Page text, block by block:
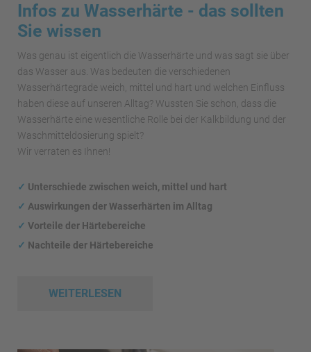
Infos zu Wasserhärte - das sollten
Sie wissen
Was genau ist eigentlich die Wasserhärte und was sagt sie über
das Wasser aus. Was bedeuten die verschiedenen
Wasserhärtegrade weich, mittel und hart und welchen Einfluss
haben diese auf unseren Alltag? Wussten Sie schon, dass die
Wasserhärte eine wesentliche Rolle bei der Kalkbildung und der
Waschmitteldosierung spielt?
Wir verraten es Ihnen!
✓ Unterschiede zwischen weich, mittel und hart
✓ Auswirkungen der Wasserhärten im Alltag
✓ Vorteile der Härtebereiche
✓ Nachteile der Härtebereiche
WEITERLESEN